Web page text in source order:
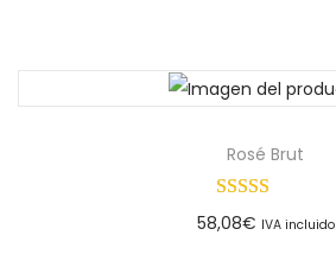
Rosé Brut
58,08€ IVA incluido